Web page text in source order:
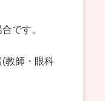
です。
教師・眼科